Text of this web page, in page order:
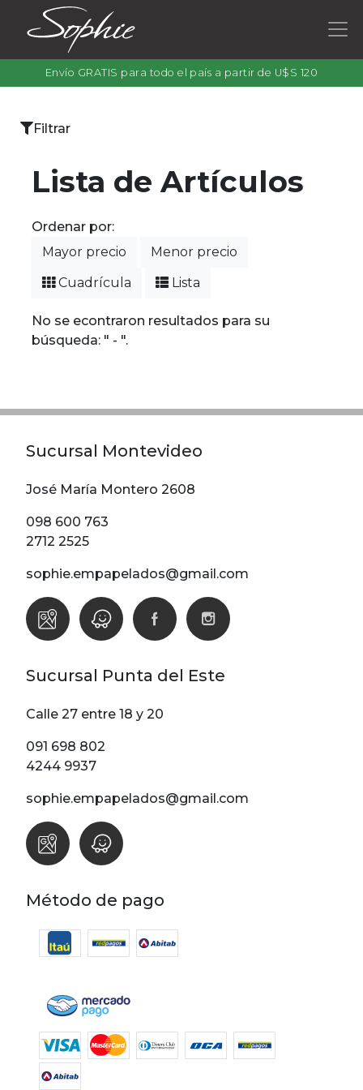
Envío GRATIS para todo el país a partir de U$S 120
×
Filtrar
por
color
Abstracto
Botanico
Escoces Y
Espiga
Guardas
Infantiles
Ladrillo
Liso
Madera
Raya
Rombos
SALE
Oportunidades
Varios
Filtrar
Filtrar
Lista de Artículos
Ordenar por:
Mayor precio
Menor precio
Cuadrícula
Lista
No se econtraron resultados para su
búsqueda: " - ".
Sucursal Montevideo
José María Montero 2608
098 600 763
2712 2525
sophie.empapelados@gmail.com
Sucursal Punta del Este
Calle 27 entre 18 y 20
091 698 802
4244 9937
sophie.empapelados@gmail.com
Método de pago